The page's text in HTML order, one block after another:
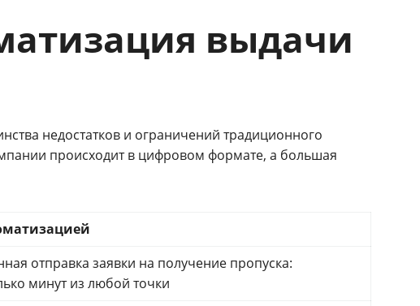
выдачи
недостатков и ограничений традиционного
происходит в цифровом формате, а большая
отправка заявки на получение пропуска:
минут из любой точки